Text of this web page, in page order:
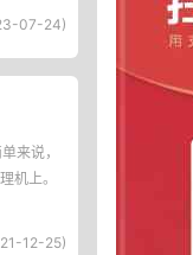
07-24)
来说，
机上。
12-25)